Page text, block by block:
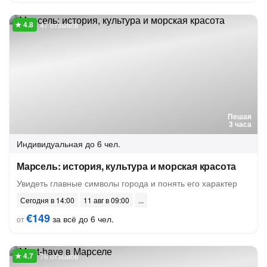
Пешая
3 часа
47 отзывов
Индивидуальная до 6 чел.
Марсель: история, культура и морская красота
Увидеть главные символы города и понять его характер
Сегодня в 14:00
11 авг в 09:00
от€149 за всё до 6 чел.
76 отзывов